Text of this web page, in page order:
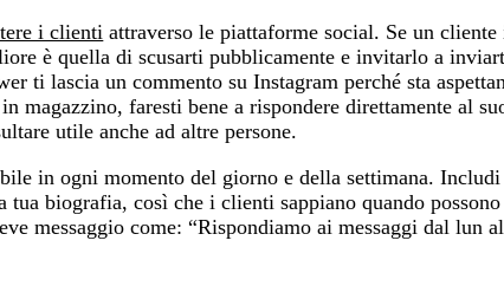
i clienti attraverso le piattaforme social. Se un
è quella di scusarti pubblicamente e invitarlo a
ti lascia un commento su Instagram perché sta
magazzino, faresti bene a rispondere direttamente al
utile anche ad altre persone.
in ogni momento del giorno e della settimana.
biografia, così che i clienti sappiano quando
messaggio come: “Rispondiamo ai messaggi dal lun